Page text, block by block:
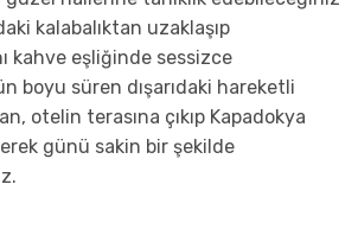
kalabalıktan uzaklaşıp
kahve eşliğinde sessizce
boyu süren dışarıdaki hareketli
otelin terasına çıkıp Kapadokya
günü sakin bir şekilde